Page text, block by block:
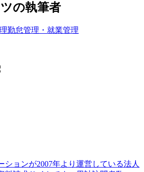
の執筆者
勤怠管理・就業管理
ションが2007年より運営している法人